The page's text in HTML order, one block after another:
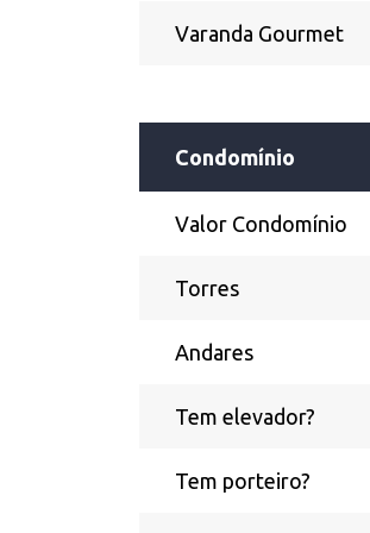
Varanda Gourmet
Condomínio
Valor Condomínio
Torres
Andares
Tem elevador?
Tem porteiro?